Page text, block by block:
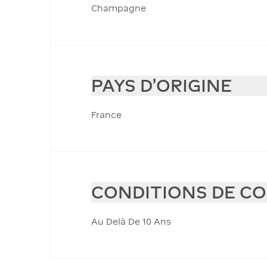
Champagne
PAYS D'ORIGINE
France
CONDITIONS DE
Au Delà De 10 Ans